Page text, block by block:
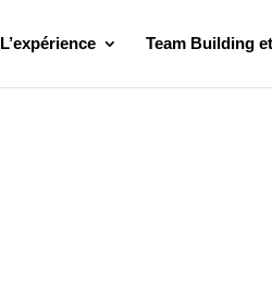
L’expérience Team Building